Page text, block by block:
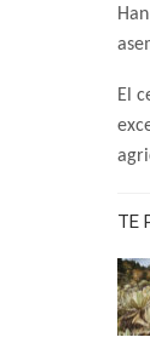
El
TE